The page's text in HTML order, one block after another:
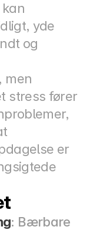
yde
og
men
stress fører
er
: Bærbare